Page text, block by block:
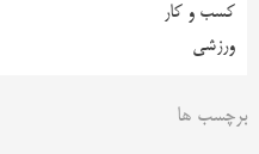
کسب و کار
ورزشی
برچسب ها